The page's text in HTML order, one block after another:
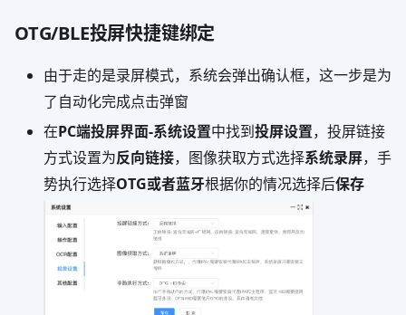
OTG/BLE投屏快捷键绑定
由于走的是录屏模式，系统会弹出确认框，这一步是为
了自动化完成点击弹窗
在PC端投屏界面-系统设置中找到投屏设置，投屏链接
方式设置为反向链接，图像获取方式选择系统录屏，手
势执行选择OTG或者蓝牙根据你的情况选择后保存